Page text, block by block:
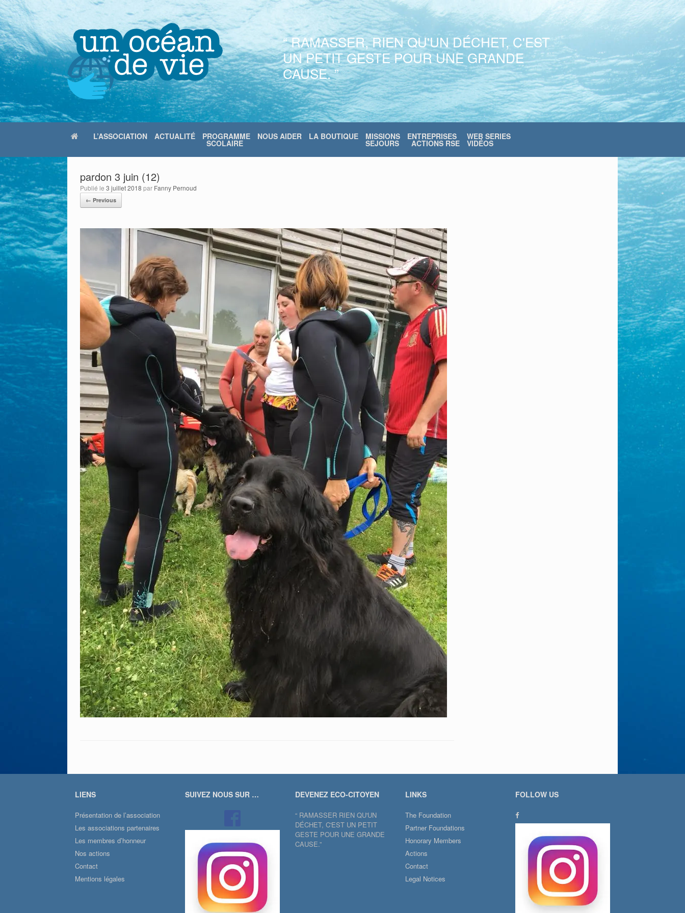
Skip
to
content
“ RAMASSER, RIEN QU'UN DÉCHET, C'EST
UN PETIT GESTE POUR UNE GRANDE
CAUSE. ”
L’ASSOCIATION ACTUALITÉ PROGRAMME
SCOLAIRE
NOUS AIDER LA BOUTIQUE MISSIONS
SEJOURS
ENTREPRISES
ACTIONS RSE
WEB SERIES
VIDÉOS
pardon 3 juin (12)
Publié le 3 juillet 2018 par Fanny Pernoud
← Previous
LIENS
Présentation de l’association
Les associations partenaires
Les membres d’honneur
Nos actions
Contact
Mentions légales
SUIVEZ NOUS SUR … DEVENEZ ECO-CITOYEN
“ RAMASSER RIEN QU'UN
DÉCHET, C'EST UN PETIT
GESTE POUR UNE GRANDE
CAUSE.”
LINKS
The Foundation
Partner Foundations
Honorary Members
Actions
Contact
Legal Notices
FOLLOW US